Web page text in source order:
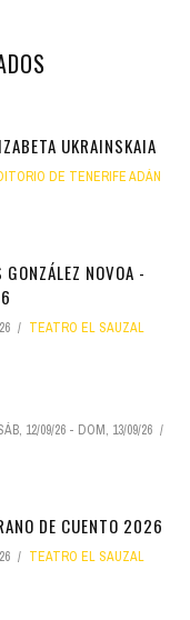
UKRAINSKAIA
DE TENERIFE ADÁN
GONZÁLEZ NOVOA -
TEATRO EL SAUZAL
12/09/26 - DOM, 13/09/26
DE CUENTO 2026
TEATRO EL SAUZAL